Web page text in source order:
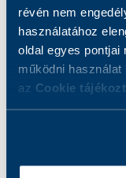
révén nem
használatához
oldal egyes pontjai
működni
az Cookie